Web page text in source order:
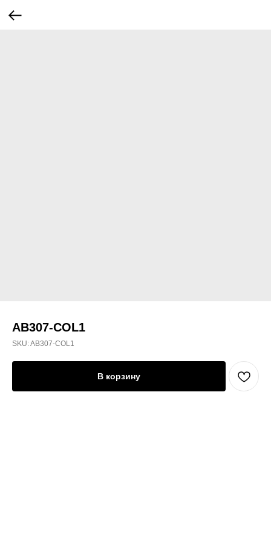
AB307-COL1
SKU:AB307-COL1
В корзину